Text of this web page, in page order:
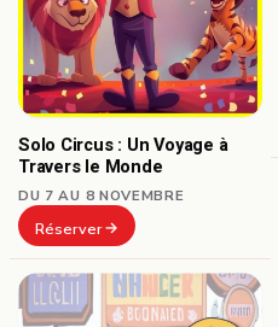
Solo Circus : Un Voyage à
Travers le Monde
DU 7 AU 8 NOVEMBRE
Réserver